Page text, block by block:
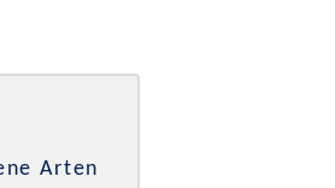
Arten